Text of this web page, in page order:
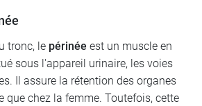
tronc, le périnée est un muscle en
sous l'appareil urinaire, les voies
Il assure la rétention des organes
que chez la femme. Toutefois, cette